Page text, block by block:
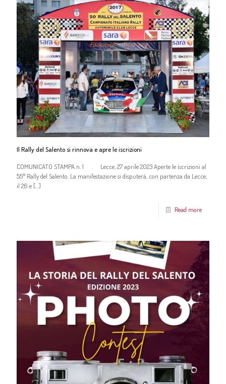
Il Rally del Salento si rinnova e apre le iscrizioni
COMUNICATO STAMPA n. 1 Lecce, 27 aprile 2023 Aperte le iscrizioni al
55° Rally del Salento. La manifestazione si disputerà, con partenza da Lecce,
il 26 e […]
Read more